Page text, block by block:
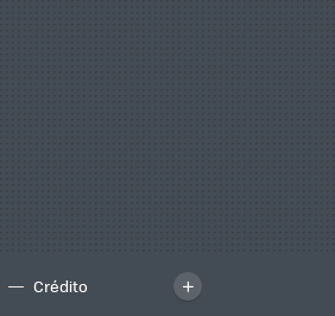
Crédito